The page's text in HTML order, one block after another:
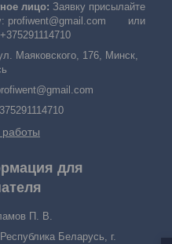
Заявку присылайте
profiwent@gmail.com или
Маяковского, 176, Минск,
для
П. В.
Беларусь, г.